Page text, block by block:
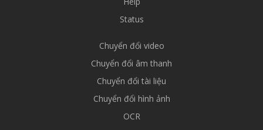
Status
Chuyển đổi video
Chuyển đổi âm thanh
Chuyển đổi tài liệu
Chuyển đổi hình ảnh
OCR